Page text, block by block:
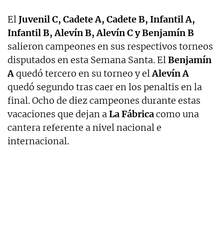
ElJuvenil C, Cadete A, Cadete B, Infantil A,
Infantil B, Alevín B, Alevín C y Benjamín B
salieron campeones en sus respectivos torneos
disputados en esta Semana Santa. ElBenjamín
Aquedó tercero en su torneo y elAlevín A
quedó segundo tras caer en los penaltis en la
final. Ocho de diez campeones durante estas
vacaciones que dejan aLa Fábricacomo una
cantera referente a nivel nacional e
internacional.